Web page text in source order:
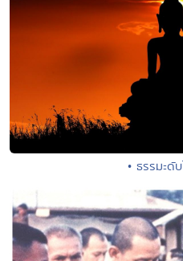
• ธรรมะดั